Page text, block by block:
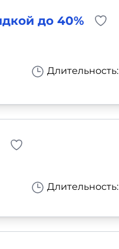
до 40%
Длительность:
Длительность: